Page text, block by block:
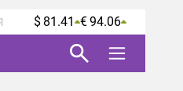
$ 81.41 € 94.06